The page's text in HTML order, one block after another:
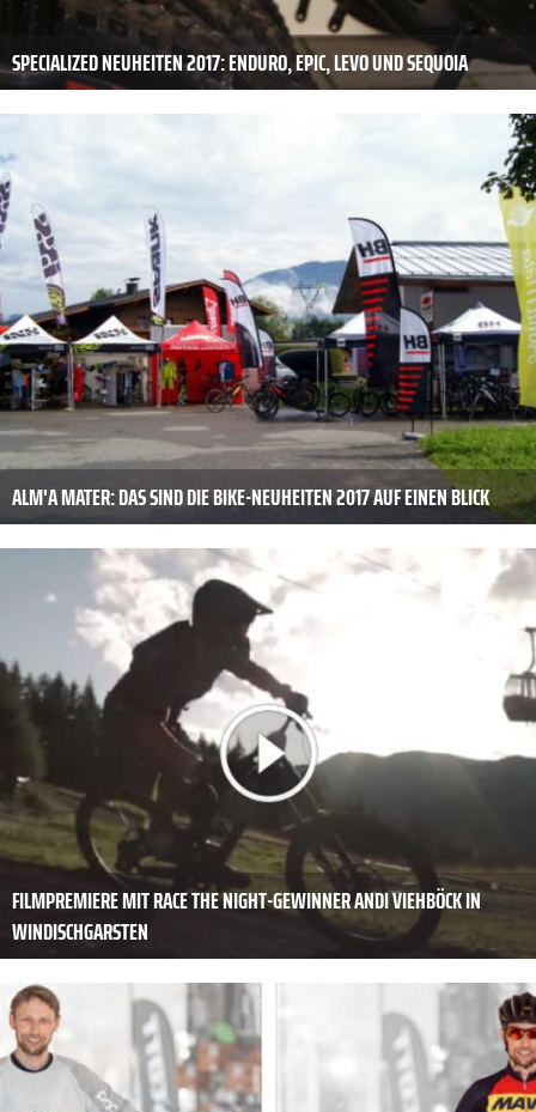
SPECIALIZED NEUHEITEN 2017: ENDURO, EPIC, LEVO UND SEQUOIA
ALM'A MATER: DAS SIND DIE BIKE-NEUHEITEN 2017 AUF EINEN BLICK
FILMPREMIERE MIT RACE THE NIGHT-GEWINNER ANDI VIEHBÖCK IN
WINDISCHGARSTEN